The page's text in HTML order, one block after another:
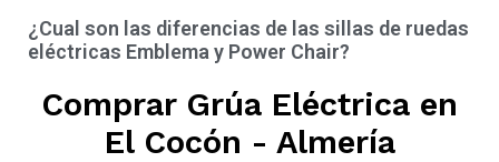
¿Cual son las diferencias de las sillas de ruedas
eléctricas Emblema y Power Chair?
Comprar Grúa Eléctrica en
El Cocón - Almería